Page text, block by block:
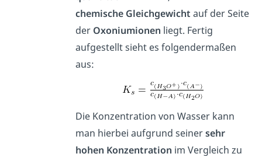
chemische Gleichgewicht auf der Seite
der Oxoniumionen liegt. Fertig
aufgestellt sieht es folgendermaßen
aus:
Die Konzentration von Wasser kann
man hierbei aufgrund seinersehr
hohen Konzentration im Vergleich zu